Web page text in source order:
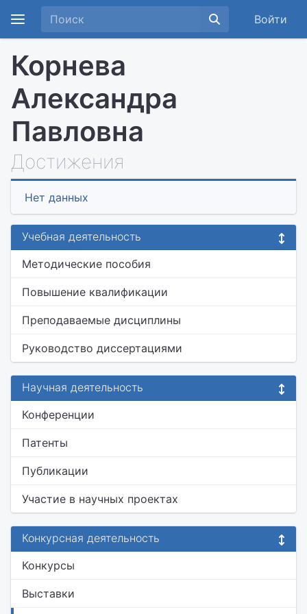
Войти
Корнева
Александра
Павловна
Достижения
Нет данных
Учебная деятельность
Методические пособия
Повышение квалификации
Преподаваемые дисциплины
Руководство диссертациями
Научная деятельность
Конференции
Патенты
Публикации
Участие в научных проектах
Конкурсная деятельность
Конкурсы
Выставки